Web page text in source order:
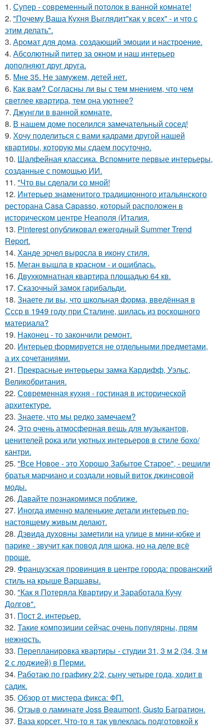
1. Супер - современный потолок в ванной комнате!
2. "Почему Ваша Кухня Выглядит"как у всех" - и что с
этим делать".
3. Аромат для дома, создающий эмоции и настроение.
4. Абсолютный питер за окном и наш интерьер
дополняют друг друга.
5. Мне 35. Не замужем, детей нет.
6. Как вам? Согласны ли вы с тем мнением, что чем
светлее квартира, тем она уютнее?
7. Джунгли в ванной комнате.
8. В нашем доме поселился замечательный сосед!
9. Хочу поделиться с вами кадрами другой нашей
квартиры, которую мы сдаем посуточно.
10. Шалфейная классика. Вспомните первые интерьеры,
созданные с помощью ИИ.
11. "Что вы сделали со мной!
12. Интерьер знаменитого традиционного итальянского
ресторана Casa Capasso, который расположен в
историческом центре Неаполя (Италия.
13. Pinterest опубликовал ежегодный Summer Trend
Report.
14. Ханде эрчел выросла в икону стиля.
15. Меган вышла в красном - и ошиблась.
16. Двухкомнатная квартира площадью 64 кв.
17. Сказочный замок гарибальди.
18. Знаете ли вы, что школьная форма, введённая в
Ссср в 1949 году при Сталине, шилась из роскошного
материала?
19. Наконец - то закончили ремонт.
20. Интерьер формируется не отдельными предметами,
а их сочетаниями.
21. Прекрасные интерьеры замка Кардифф, Уэльс,
Великобритания.
22. Современная кухня - гостиная в исторической
архитектуре.
23. Знаете, что мы редко замечаем?
24. Это очень атмосферная вещь для музыкантов,
ценителей рока или уютных интерьеров в стиле бохо/
кантри.
25. "Все Новое - это Хорошо Забытое Старое", - решили
братья марчиано и создали новый виток джинсовой
моды.
26. Давайте познакомимся поближе.
27. Иногда именно маленькие детали интерьер по-
настоящему живым делают.
28. Дэвида духовны заметили на улице в мини-юбке и
парике - звучит как повод для шока, но на деле всё
проще.
29. Французская провинция в центре города: прованский
стиль на крыше Варшавы.
30. "Как я Потеряла Квартиру и Заработала Кучу
Долгов".
31. Пост 2. интерьер.
32. Такие композиции сейчас очень популярны, прям
нежность.
33. Перепланировка квартиры - студии 31, 3 м 2 (34, 3 м
2 с лоджией) в Перми.
34. Работаю по графику 2/2, сыну четыре года, ходит в
садик.
35. Обзор от мистера фикса: ФП.
36. Отзыв о ламинате Joss Beaumont, Gusto Багратион.
37. Ваза корсет. Что-то я так увлеклась подготовкой к